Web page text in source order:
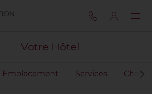
Votre Hôtel
Emplacement Services